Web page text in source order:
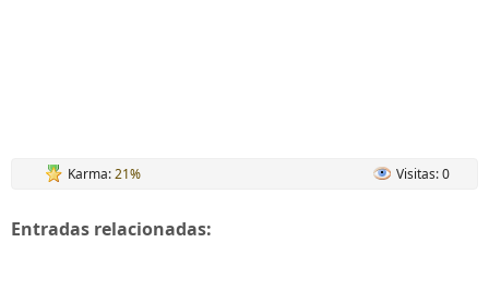
Karma:21% Visitas: 0
Entradas relacionadas: